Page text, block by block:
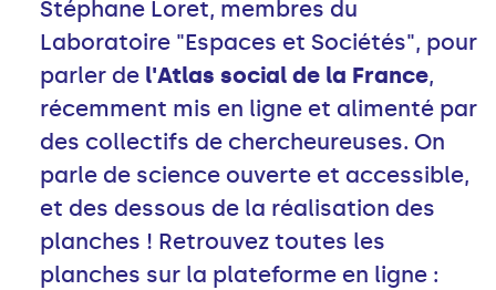
Stéphane Loret, membres du
Laboratoire "Espaces et Sociétés", pour
parler de l'Atlas social de la France,
récemment mis en ligne et alimenté par
des collectifs de chercheureuses. On
parle de science ouverte et accessible,
et des dessous de la réalisation des
planches ! Retrouvez toutes les
planches sur la plateforme en ligne :